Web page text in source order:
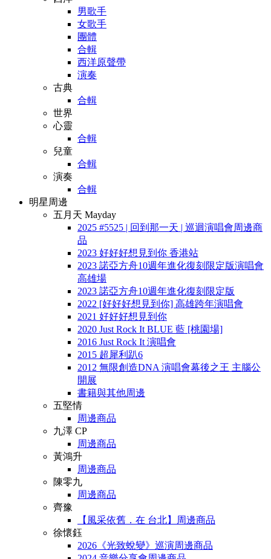
男歌手
女歌手
團體
合輯
西洋原聲帶
演奏
古典
合輯
世界
心靈
合輯
兒童
合輯
演奏
合輯
明星周邊
五月天 Mayday
2025 #5525 | 回到那一天 | 巡迴演唱會周邊商
品
2023 好好好想見到你 香港站
2023 諾亞方舟10週年進化復刻限定版演唱會
高雄場
2023 諾亞方舟10週年進化復刻限定版
2022 [好好好想見到你] 高雄跨年演唱會
2021 好好好想見到你
2020 Just Rock It BLUE 藍 [桃園場]
2016 Just Rock It 演唱會
2015 超犀利趴6
2012 無限創造DNA 演唱會幕後之王 主腦公
開展
書籍與其他周邊
五堅情
周邊商品
九澤 CP
周邊商品
黃鴻升
周邊商品
陳零九
周邊商品
齊豫
【風采依舊．在 台北】周邊商品
徐懷鈺
2026《光致蛻變》巡演周邊商品